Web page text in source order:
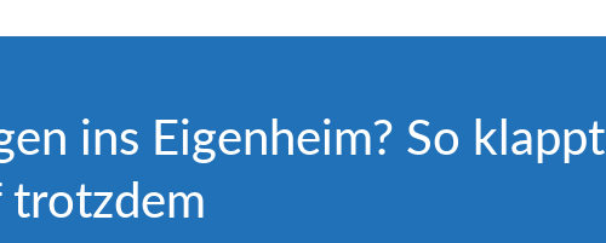
ins Eigenheim? So klappt
trotzdem